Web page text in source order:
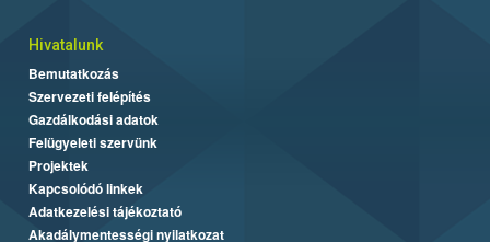
Hivatalunk
Bemutatkozás
Szervezeti felépítés
Gazdálkodási adatok
Felügyeleti szervünk
Projektek
Kapcsolódó linkek
Adatkezelési tájékoztató
Akadálymentességi nyilatkozat